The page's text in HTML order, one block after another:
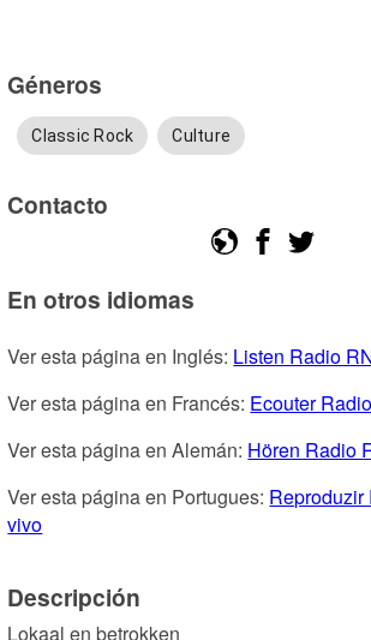
Géneros
Classic Rock Culture
Contacto
En otros idiomas
Ver esta página en Inglés: Listen Radio
Ver esta página en Francés: Ecouter
Ver esta página en Alemán: Hören Radio
Ver esta página en Portugues:
vivo
Descripción
Lokaal en betrokken